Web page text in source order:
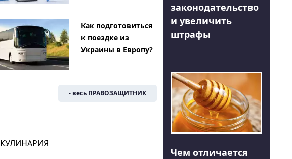
Как подготовиться
к поездке из
Украины в Европу?
- весь ПРАВОЗАЩИТНИК
КУЛИНАРИЯ
законодательство
и увеличить
штрафы
Чем отличается